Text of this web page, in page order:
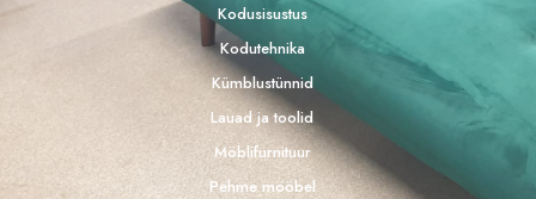
Kodusisustus
Kodutehnika
Kümblustünnid
Lauad ja toolid
Möblifurnituur
Pehme mööbel